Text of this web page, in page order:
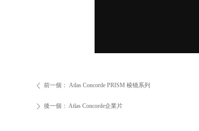
ꄴ 前一個： Atlas Concorde PRISM 棱镜系列
ꄲ 後一個： Atlas Concorde企業片